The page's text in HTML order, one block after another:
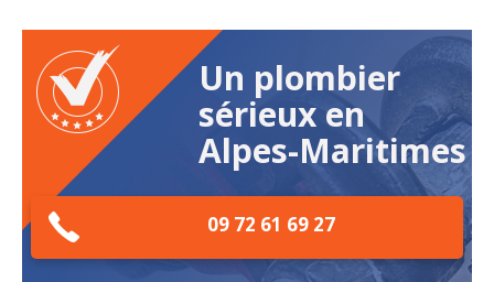
Un plombier
sérieux en
Alpes-Maritimes
09 72 61 69 27